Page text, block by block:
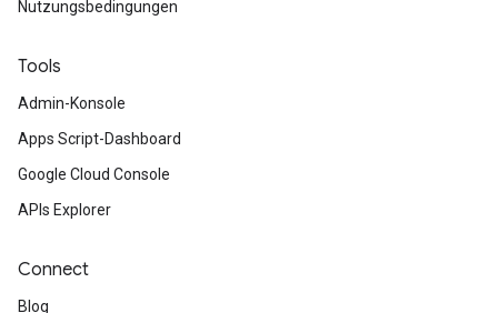
Nutzungsbedingungen
Tools
Admin-Konsole
Apps Script-Dashboard
Google Cloud Console
APIs Explorer
Connect
Blog